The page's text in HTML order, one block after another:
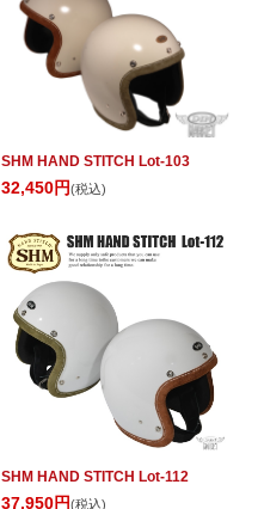
SHM HAND STITCH Lot-103
32,450円(税込)
SHM HAND STITCH Lot-112
37,950円(税込)